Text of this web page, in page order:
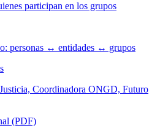
participan en los grupos
personas ↔ entidades ↔ grupos
Coordinadora ONGD, Futuro
(PDF)